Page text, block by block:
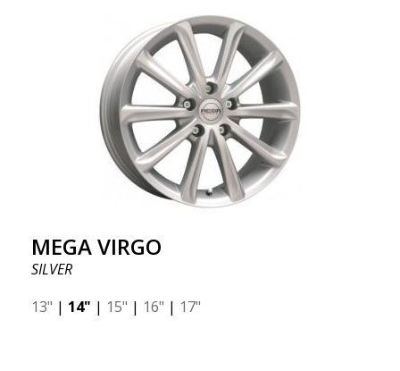
MEGA VIRGO
SILVER
13" | 14" | 15" | 16" | 17"